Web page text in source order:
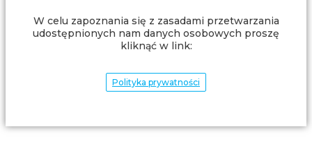
W celu zapoznania się z zasadami przetwarzania
udostępnionych nam danych osobowych proszę
kliknąć w link:
Polityka prywatności